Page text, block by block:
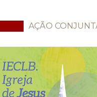
AÇÃO